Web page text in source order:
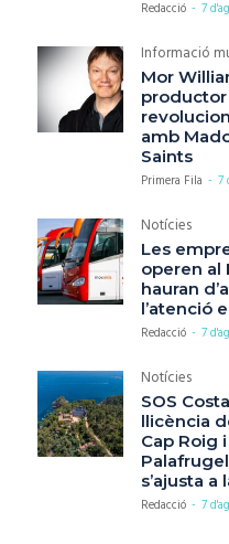
Redacció - 7
Informació
Mor
amb
Saints
Primera Fila - 7
Notícies
Les
operen al
hauran
l’atenció
Redacció - 7
Notícies
SOS
llicència
Cap Roig
s’ajusta
Redacció - 7